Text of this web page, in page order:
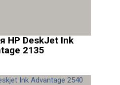
HP DeskJet Ink
2135